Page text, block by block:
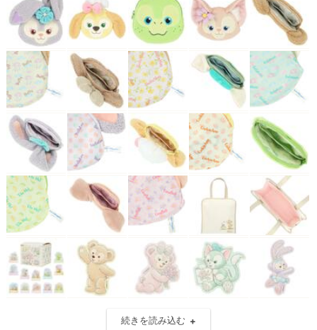
続きを読み込む